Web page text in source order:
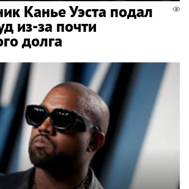
Канье Уэста подал
из-за почти
долга